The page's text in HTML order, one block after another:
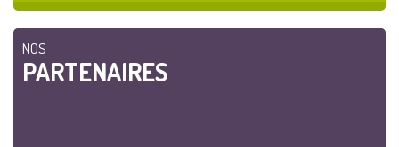
NOS
PARTENAIRES